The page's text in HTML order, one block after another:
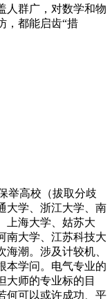
人群广，对数学和物
，都能启齿“措
举高校（拔取分歧
大学、浙江大学、南
上海大学、姑苏大
南大学、江苏科技大
潮。涉及计较机、
本学问。电气专业的
大师的专业标的目
何可以或许成功、平